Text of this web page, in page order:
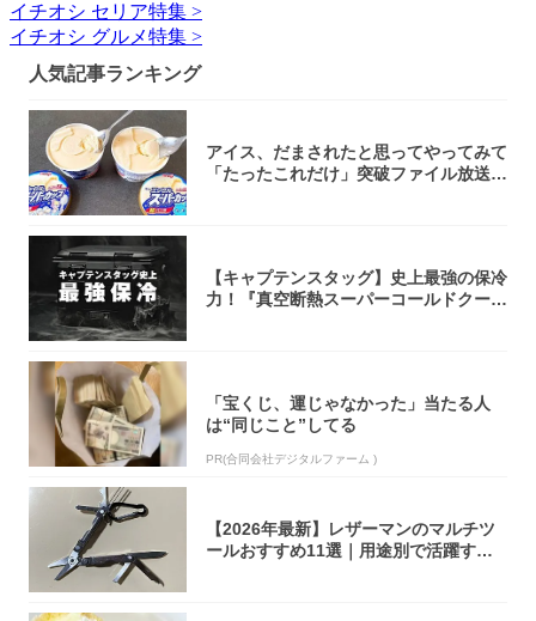
イチオシ セリア特集 >
イチオシ グルメ特集 >
人気記事ランキング
アイス、だまされたと思ってやってみて
「たったこれだけ」突破ファイル放送で
【キャプテンスタッグ】史上最強の保冷
力！『真空断熱スーパーコールドクーラ
「宝くじ、運じゃなかった」当たる人
は“同じこと”してる
PR(合同会社デジタルファーム )
【2026年最新】レザーマンのマルチツ
ールおすすめ11選｜用途別で活躍する